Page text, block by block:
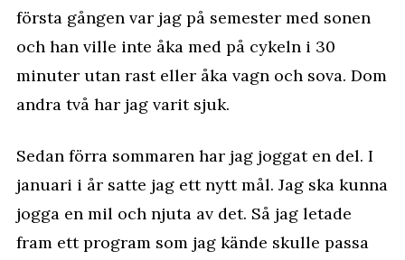
första gången var jag på semester med sonen
och han ville inte åka med på cykeln i 30
minuter utan rast eller åka vagn och sova. Dom
andra två har jag varit sjuk.
Sedan förra sommaren har jag joggat en del. I
januari i år satte jag ett nytt mål. Jag ska kunna
jogga en mil och njuta av det. Så jag letade
fram ett program som jag kände skulle passa